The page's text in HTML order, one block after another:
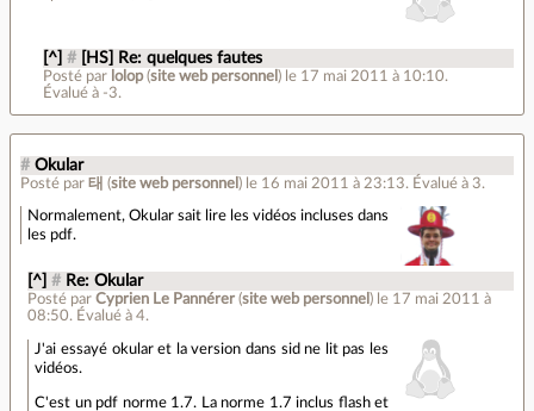
[^] # [HS] Re: quelques fautes
Posté par lolop(site web personnel ) le 17 mai 2011 à 10:10.
Évalué à -3.
# Okular
Posté par 태 (site web personnel ) le 16 mai 2011 à 23:13. Évalué à 3.
Normalement, Okular sait lire les vidéos incluses dans
les pdf.
[^] # Re: Okular
Posté parCyprien Le Pannérer (site web personnel ) le 17 mai 2011 à
08:50. Évalué à4.
J'ai essayé okular et la version dans sid ne lit pas les
vidéos.
C'est un pdf norme 1.7. La norme 1.7 inclus flash et